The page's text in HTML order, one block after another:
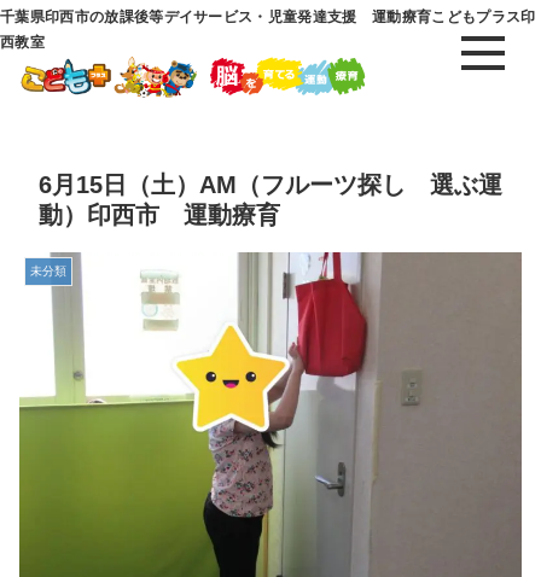
千葉県印西市の放課後等デイサービス・児童発達支援 運動療育こどもプラス印
西教室
6月15日（土）AM（フルーツ探し 選ぶ運
動）印西市 運動療育
未分類